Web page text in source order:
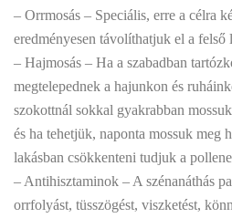
– Orrmosás – Speciális, erre a célra
eredményesen távolíthatjuk el a felső
– Hajmosás – Ha a szabadban
megtelepednek a hajunkon és
szokottnál sokkal gyakrabban
és ha tehetjük, naponta mossuk meg
lakásban csökkenteni tudjuk a
– Antihisztaminok – A szénanáthás
orrfolyást, tüsszögést, viszketést,